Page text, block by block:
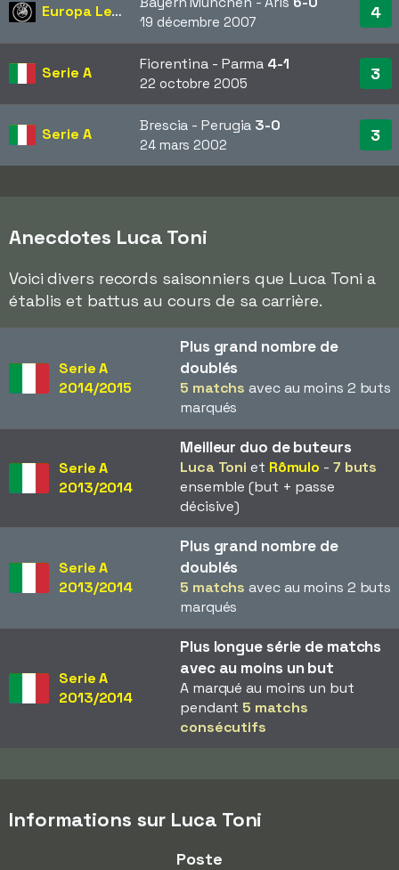
Europa League
19 décembre 2007 4
Serie A Fiorentina - Parma 4-1
22 octobre 2005 3
Serie A Brescia - Perugia 3-0
24 mars 2002 3
Anecdotes Luca Toni
Voici divers records saisonniers que Luca Toni a
établis et battus au cours de sa carrière.
Serie A
2014/2015
Plus grand nombre de
doublés
5 matchs avec au moins 2 buts
marqués
Serie A
2013/2014
Meilleur duo de buteurs
Luca Toni et Rômulo - 7 buts
ensemble (but + passe
décisive)
Serie A
2013/2014
Plus grand nombre de
doublés
5 matchs avec au moins 2 buts
marqués
Serie A
2013/2014
Plus longue série de matchs
avec au moins un but
A marqué au moins un but
pendant 5 matchs
consécutifs
Informations sur Luca Toni
Poste